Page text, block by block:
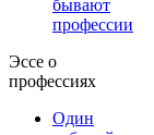
бывают
профессии
Эссе о
профессиях
Один